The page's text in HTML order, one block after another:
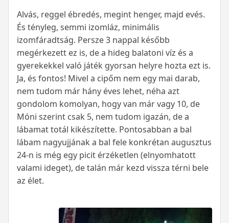
Alvás, reggel ébredés, megint henger, majd evés.
És tényleg, semmi izomláz, minimális
izomfáradtság. Persze 3 nappal később
megérkezett ez is, de a hideg balatoni víz és a
gyerekekkel való játék gyorsan helyre hozta ezt is.
Ja, és fontos! Mivel a cipőm nem egy mai darab,
nem tudom már hány éves lehet, néha azt
gondolom komolyan, hogy van már vagy 10, de
Móni szerint csak 5, nem tudom igazán, de a
lábamat totál kikészítette. Pontosabban a bal
lábam nagyujjának a bal fele konkrétan augusztus
24-n is még egy picit érzéketlen (elnyomhatott
valami ideget), de talán már kezd vissza térni bele
az élet.